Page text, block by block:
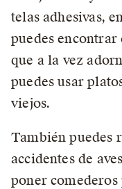
telas adhesivas,
puedes
que a la vez
puedes usar
viejos.
También puedes
accidentes de
poner comederos